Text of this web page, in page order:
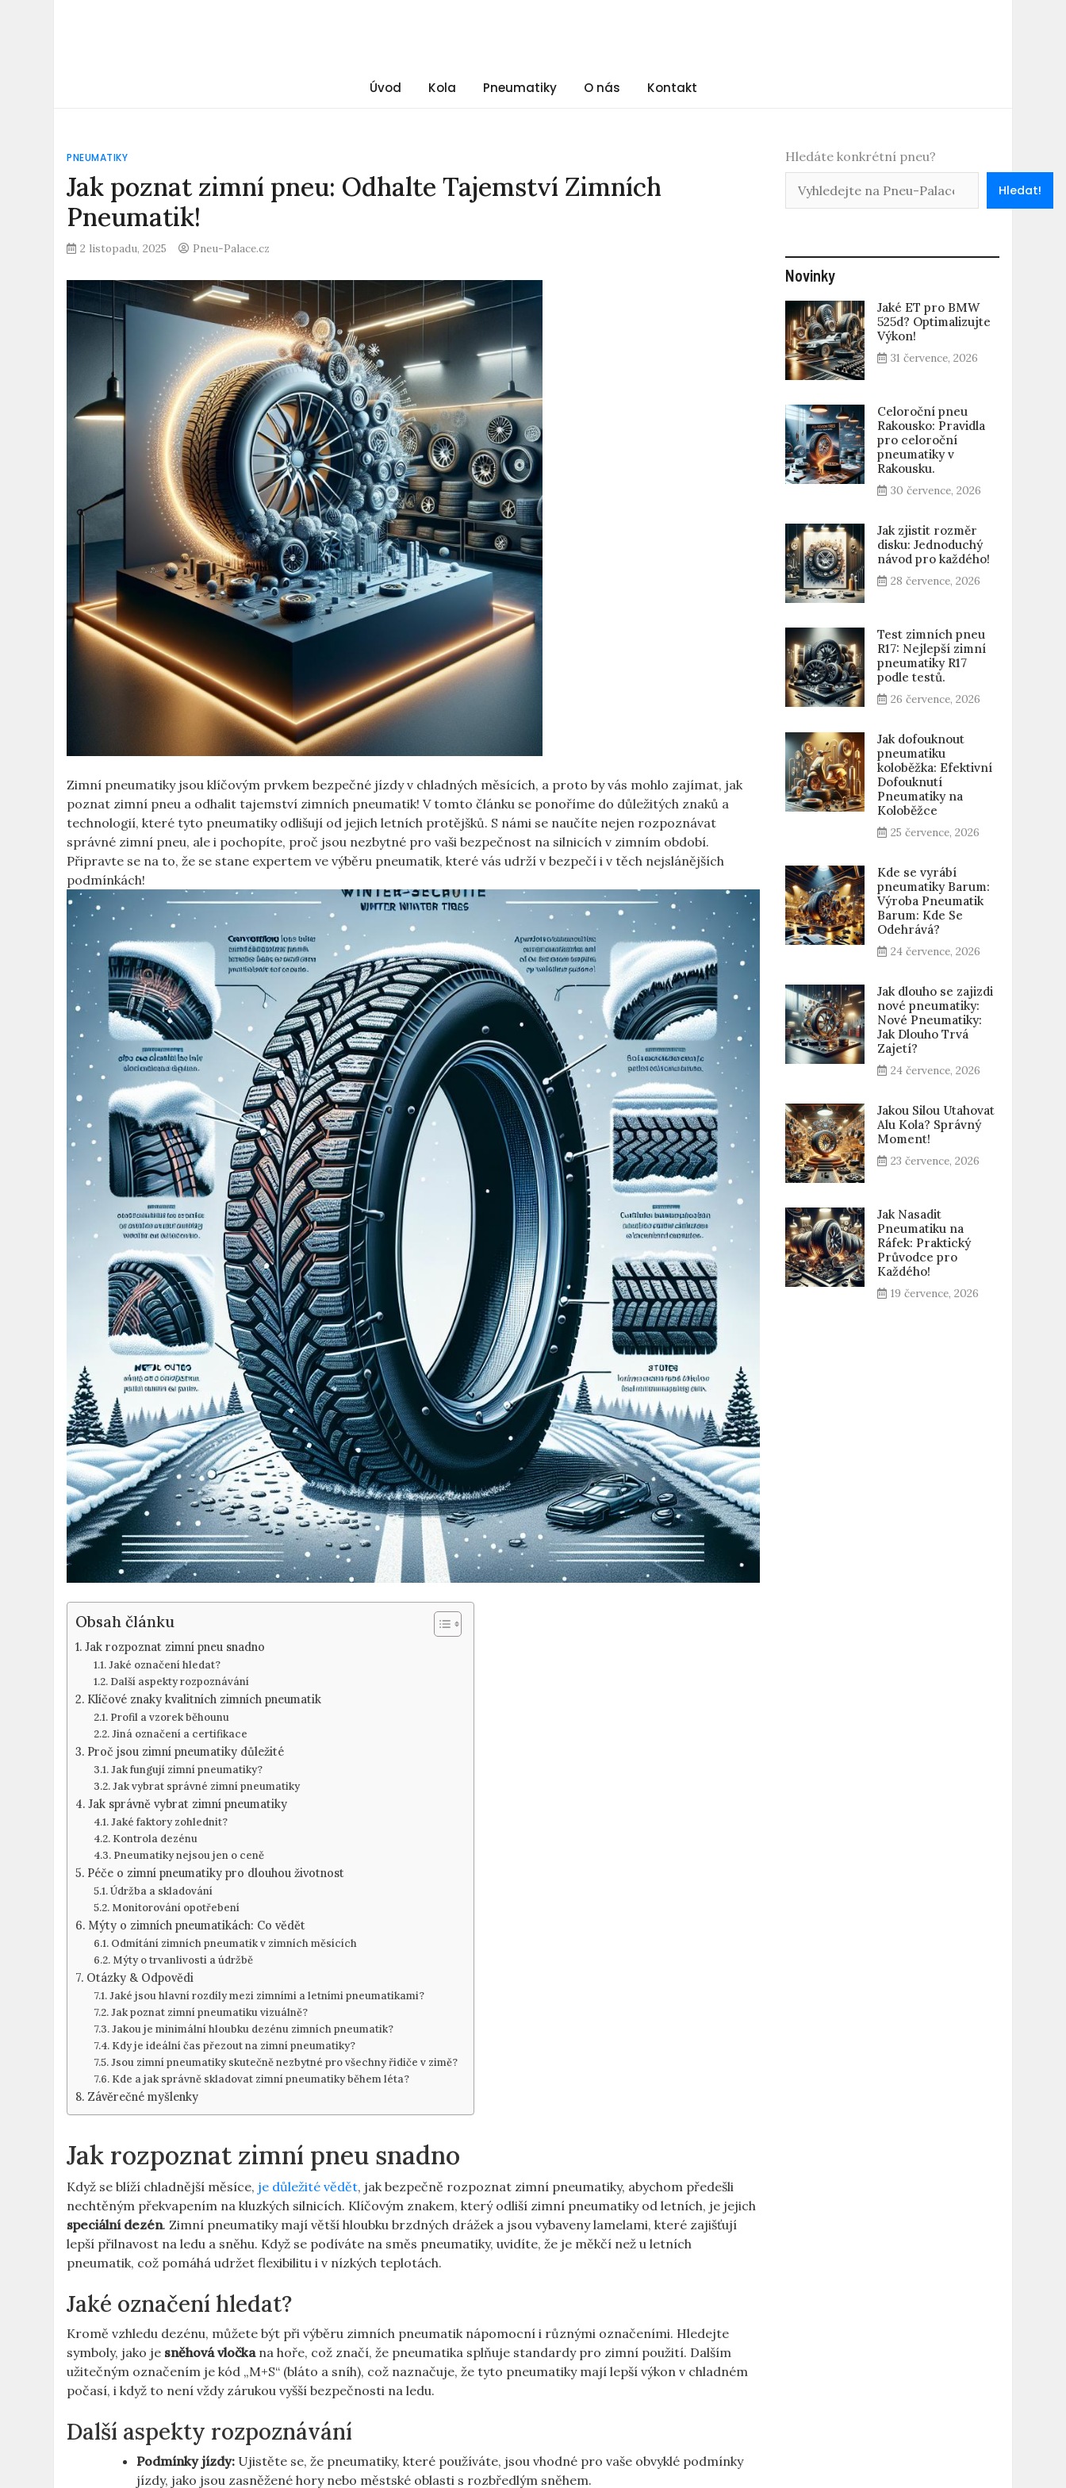
Úvod Kola Pneumatiky O nás Kontakt
PNEUMATIKY
Jak poznat zimní pneu: Odhalte Tajemství Zimních
Pneumatik!
2 listopadu, 2025 Pneu-Palace.cz
Zimní pneumatiky jsou klíčovým prvkem bezpečné jízdy v chladných měsících, a proto by vás mohlo zajímat, jak
poznat zimní pneu a odhalit tajemství zimních pneumatik! V tomto článku se ponoříme do důležitých znaků a
technologií, které tyto pneumatiky odlišují od jejich letních protějšků. S námi se naučíte nejen rozpoznávat
správné zimní pneu, ale i pochopíte, proč jsou nezbytné pro vaši bezpečnost na silnicích v zimním období.
Připravte se na to, že se stane expertem ve výběru pneumatik, které vás udrží v bezpečí i v těch nejslánějších
podmínkách!
Obsah článku
Jak rozpoznat zimní pneu snadno
Jaké označení hledat?
Další aspekty rozpoznávání
Klíčové znaky kvalitních zimních pneumatik
Profil a vzorek běhounu
Jiná označení a certifikace
Proč jsou zimní pneumatiky důležité
Jak fungují zimní pneumatiky?
Jak vybrat správné zimní pneumatiky
Jak správně vybrat zimní pneumatiky
Jaké faktory zohlednit?
Kontrola dezénu
Pneumatiky nejsou jen o ceně
Péče o zimní pneumatiky pro dlouhou životnost
Údržba a skladování
Monitorování opotřebení
Mýty o zimních pneumatikách: Co vědět
Odmítání zimních pneumatik v zimních měsících
Mýty o trvanlivosti a údržbě
Otázky & Odpovědi
Jaké jsou hlavní rozdíly mezi zimními a letními pneumatikami?
Jak poznat zimní pneumatiku vizuálně?
Jakou je minimální hloubku dezénu zimních pneumatik?
Kdy je ideální čas přezout na zimní pneumatiky?
Jsou zimní pneumatiky skutečně nezbytné pro všechny řidiče v zimě?
Kde a jak správně skladovat zimní pneumatiky během léta?
Závěrečné myšlenky
Jak rozpoznat zimní pneu snadno
Když se blíží chladnější měsíce, je důležité vědět, jak bezpečně rozpoznat zimní pneumatiky, abychom předešli
nechtěným překvapením na kluzkých silnicích. Klíčovým znakem, který odliší zimní pneumatiky od letních, je jejich
speciální dezén. Zimní pneumatiky mají větší hloubku brzdných drážek a jsou vybaveny lamelami, které zajišťují
lepší přilnavost na ledu a sněhu. Když se podíváte na směs pneumatiky, uvidíte, že je měkčí než u letních
pneumatik, což pomáhá udržet flexibilitu i v nízkých teplotách.
Jaké označení hledat?
Kromě vzhledu dezénu, můžete být při výběru zimních pneumatik nápomocní i různými označeními. Hledejte
symboly, jako je sněhová vločkana hoře, což značí, že pneumatika splňuje standardy pro zimní použití. Dalším
užitečným označením je kód „M+S“ (bláto a sníh), což naznačuje, že tyto pneumatiky mají lepší výkon v chladném
počasí, i když to není vždy zárukou vyšší bezpečnosti na ledu.
Další aspekty rozpoznávání
Podmínky jízdy: Ujistěte se, že pneumatiky, které používáte, jsou vhodné pro vaše obvyklé podmínky
jízdy, jako jsou zasněžené hory nebo městské oblasti s rozbředlým sněhem.
Hledáte konkrétní pneu?
Hledat!
Novinky
Jaké ET pro BMW
525d? Optimalizujte
Výkon!
31 července, 2026
Celoroční pneu
Rakousko: Pravidla
pro celoroční
pneumatiky v
Rakousku.
30 července, 2026
Jak zjistit rozměr
disku: Jednoduchý
návod pro každého!
28 července, 2026
Test zimních pneu
R17: Nejlepší zimní
pneumatiky R17
podle testů.
26 července, 2026
Jak dofouknout
pneumatiku
koloběžka: Efektivní
Dofouknutí
Pneumatiky na
Koloběžce
25 července, 2026
Kde se vyrábí
pneumatiky Barum:
Výroba Pneumatik
Barum: Kde Se
Odehrává?
24 července, 2026
Jak dlouho se zajizdi
nové pneumatiky:
Nové Pneumatiky:
Jak Dlouho Trvá
Zajetí?
24 července, 2026
Jakou Silou Utahovat
Alu Kola? Správný
Moment!
23 července, 2026
Jak Nasadit
Pneumatiku na
Ráfek: Praktický
Průvodce pro
Každého!
19 července, 2026